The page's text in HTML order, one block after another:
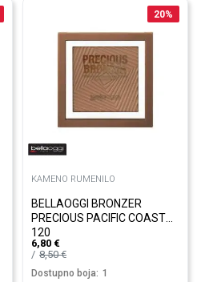
20%
KAMENO RUMENILO
BELLAOGGI BRONZER
PRECIOUS PACIFIC COAST
120
6,80 €
8,50€
Dostupno boja: 1